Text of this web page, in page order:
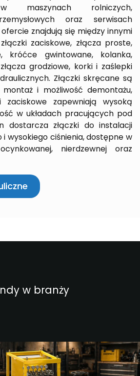
maszynach rolniczych,
oraz serwisach
znajdują się między innymi
zaciskowe, złącza proste,
króćce gwintowane, kolanka,
grodziowe, korki i zaślepki
Złączki skręcane są
i możliwość demontażu,
zaciskowe zapewniają wysoką
w układach pracujących pod
dostarcza złączki do instalacji
i wysokiego ciśnienia, dostępne w
nierdzewnej oraz
w branży